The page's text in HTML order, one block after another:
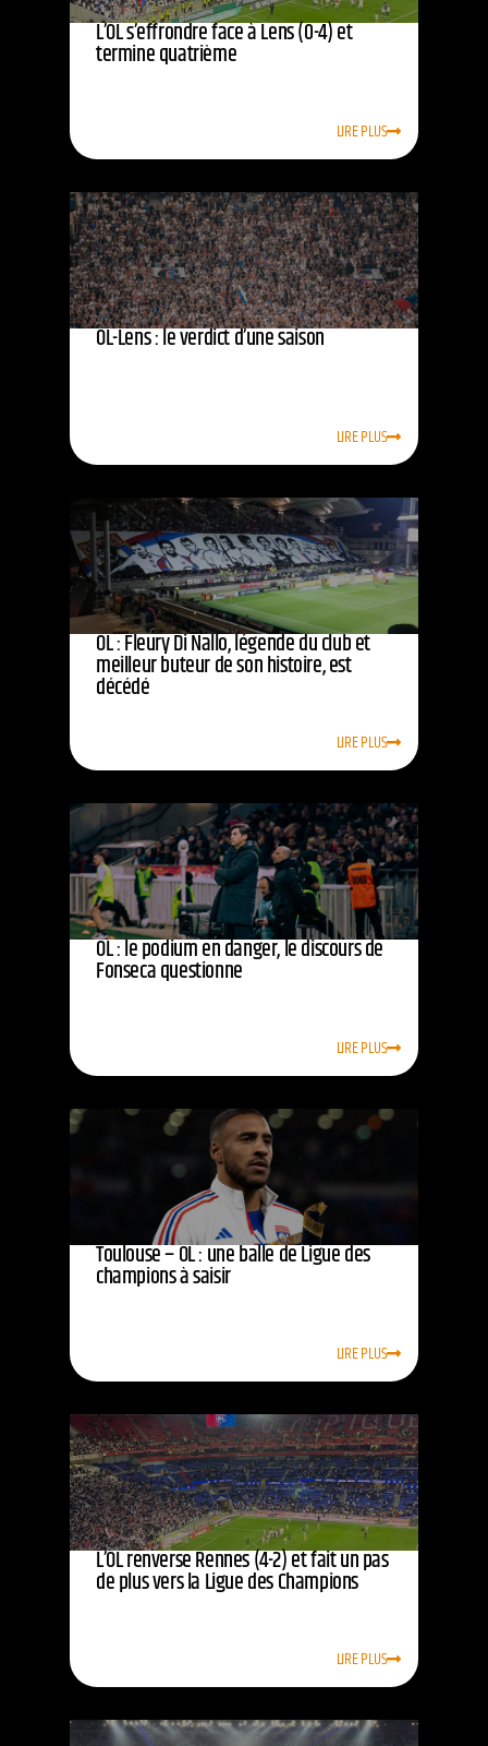
L’OL s’effrondre face à Lens (0-4) et
termine quatrième
LIRE PLUS
OL-Lens : le verdict d’une saison
LIRE PLUS
OL : Fleury Di Nallo, légende du club et
meilleur buteur de son histoire, est
décédé
LIRE PLUS
OL : le podium en danger, le discours de
Fonseca questionne
LIRE PLUS
Toulouse – OL : une balle de Ligue des
champions à saisir
LIRE PLUS
L’OL renverse Rennes (4-2) et fait un pas
de plus vers la Ligue des Champions
LIRE PLUS